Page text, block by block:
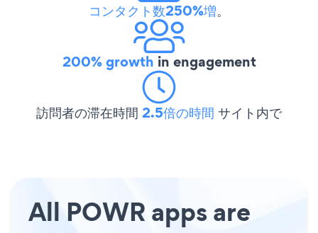
コンタクト数250%増。
200% growth in engagement
訪問者の滞在時間 2.5倍の時間 サイト内で
All POWR apps are